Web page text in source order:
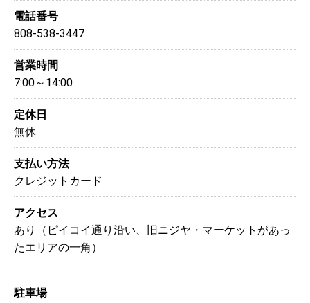
電話番号
808-538-3447
営業時間
7:00～14:00
定休日
無休
支払い方法
クレジットカード
アクセス
あり（ピイコイ通り沿い、旧ニジヤ・マーケットがあっ
たエリアの一角）
駐車場